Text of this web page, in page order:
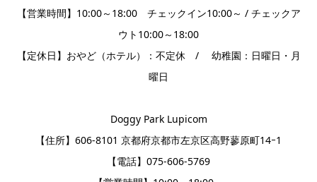
【営業時間】10:00～18:00 チェックイン10:00～ / チェックア
ウト10:00～18:00
【定休日】おやど（ホテル）：不定休 / 幼稚園：日曜日・月
曜日
Doggy Park Lupicom
【住所】606-8101 京都府京都市左京区高野蓼原町14ｰ1
【電話】075-606-5769